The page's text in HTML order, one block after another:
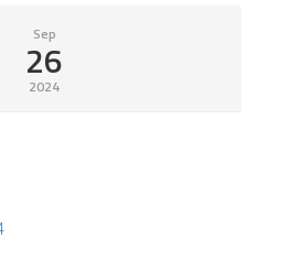
Sep
26
2024